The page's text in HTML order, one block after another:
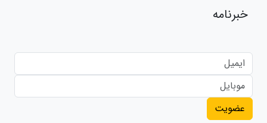
خبرنامه
عضویت